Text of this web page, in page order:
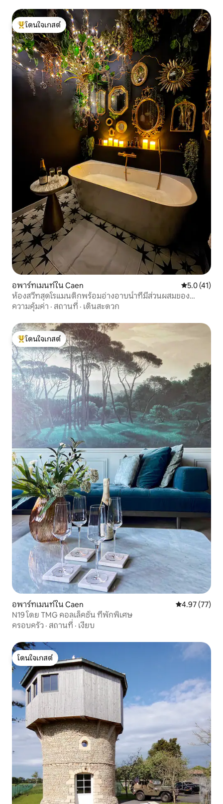
โดนใจเกสต์ที่สุด
โดนใจเกสต์
อพาร์ทเมนท์ใน Caen คะแนนเฉลี่ย
5.0 (41)
ห้องสวีทสุดโรแมนติกพร้อมอ่างอาบน้ำที่มีส่วนผสมของ
สมุนไพร
ความคุ้มค่า · สถานที่ · เดินสะดวก
โดนใจเกสต์ที่สุด
โดนใจเกสต์
อพาร์ทเมนท์ใน Caen คะแนนเฉลี่ย
4.97 (77)
N19 โดย TMG คอลเล็คชั่น ที่พักพิเศษ
ครอบครัว · สถานที่ · เงียบ
โดนใจเกสต์
โดนใจเกสต์